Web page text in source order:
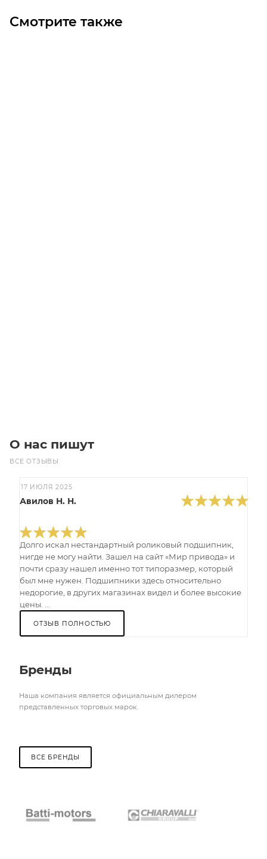
Смотрите также
О нас пишут
ВСЕ ОТЗЫВЫ
17 ИЮЛЯ 2025
Авилов Н. Н.
Долго искал нестандартный роликовый подшипник,
нигде не могу найти. Зашел на сайт «Мир привода» и
почти сразу нашел именно тот типоразмер, который
был мне нужен. Подшипники здесь относительно
недорогие, в других магазинах видел и более высокие
цены. ...
ОТЗЫВ ПОЛНОСТЬЮ
Бренды
Наша компания является официальным дилером
представленных торговых марок.
ВСЕ БРЕНДЫ